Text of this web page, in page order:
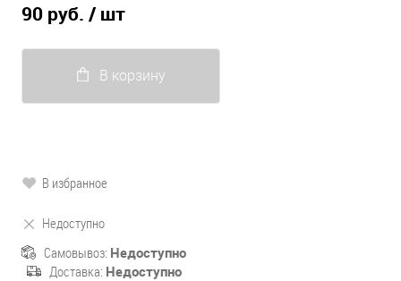
90 руб. / шт
В корзину
В избранное
Недоступно
Самовывоз: Недоступно
Доставка: Недоступно